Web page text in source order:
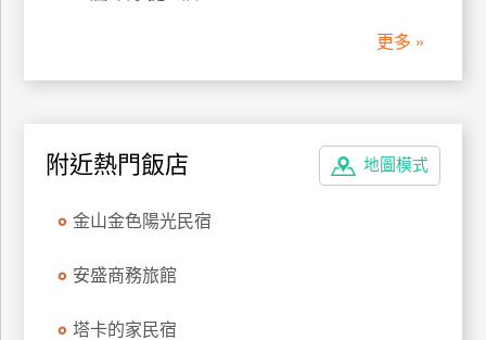
更多 »
地圖模式
附近熱門飯店
金山金色陽光民宿
安盛商務旅館
塔卡的家民宿